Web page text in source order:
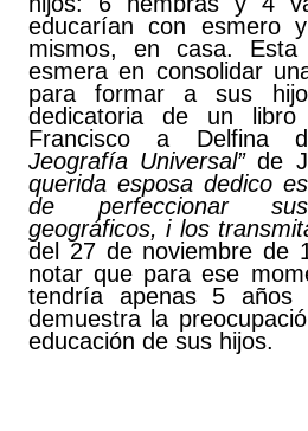
educarían con esmero
mismos, en casa.
esmera en consolidar
para formar a sus
dedicatoria de un
Francisco a Delfina
Jeografía Universal”de
querida esposa dedico
de perfeccionar sus
geográficos, i los
del 27 de noviembre de
notar que para ese
tendría apenas 5 años
demuestra la
educación de sus hijos.